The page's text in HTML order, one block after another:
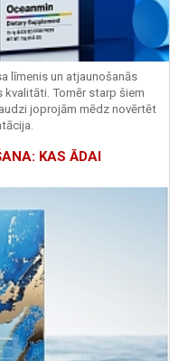
līmenis un atjaunošanās
kvalitāti. Tomēr starp šiem
joprojām mēdz novērtēt
KAS ĀDAI